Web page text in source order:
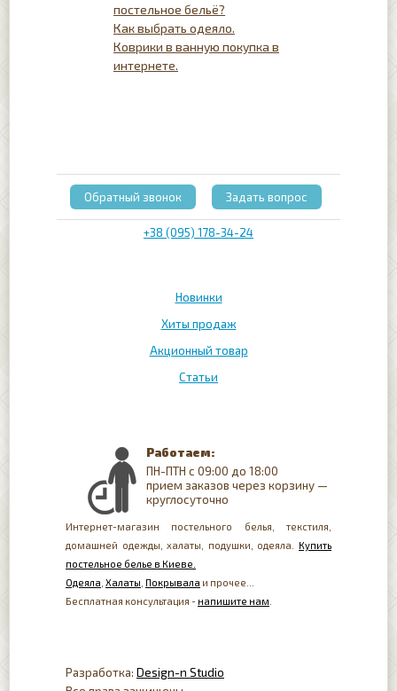
постельное бельё?
Как выбрать одеяло.
Коврики в ванную покупка в
интернете.
Новинки
Хиты продаж
Акционный товар
Статьи
+38 (095) 178-34-24
Обратный звонок Задать вопрос
Работаем:
ПН-ПТН с 09:00 до 18:00
прием заказов через корзину —
круглосуточно
Интернет-магазин постельного белья, текстиля,
домашней одежды, халаты, подушки, одеяла. Купить
постельное белье в Киеве.
Одеяла Халаты Покрывала и прочее...
Бесплатная консультация - напишите нам
Разработка: Design-n Studio